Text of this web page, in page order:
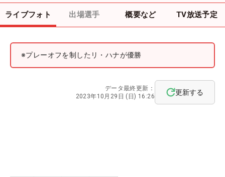
ライブフォト 出場選手 概要など TV放送予定
※プレーオフを制したリ・ハナが優勝
データ最終更新：
2023年10月29日 (日) 16:26
更新する